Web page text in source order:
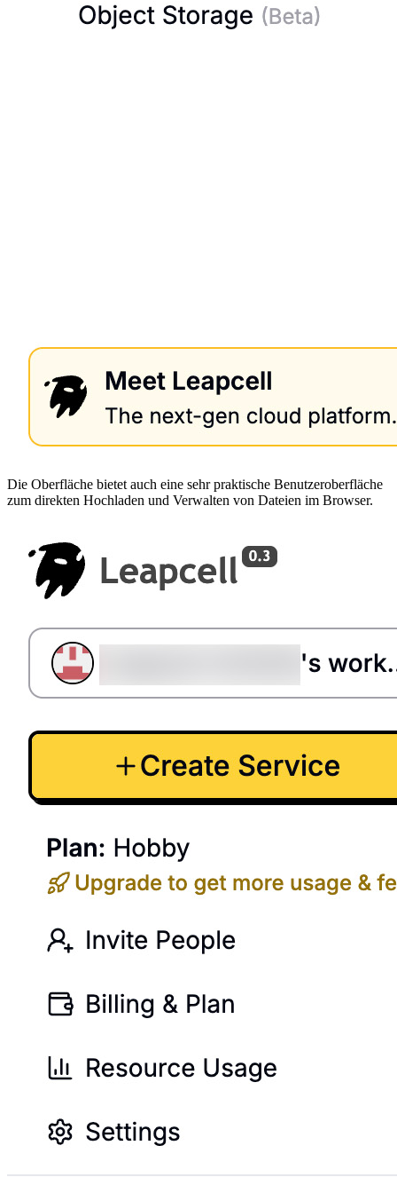
Die Oberfläche bietet auch eine sehr praktische Benutzeroberfläche
zum direkten Hochladen und Verwalten von Dateien im Browser.